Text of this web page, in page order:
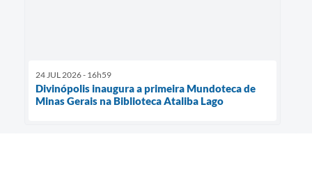
24 JUL 2026 - 16h59
Divinópolis inaugura a primeira Mundoteca de
Minas Gerais na Biblioteca Ataliba Lago